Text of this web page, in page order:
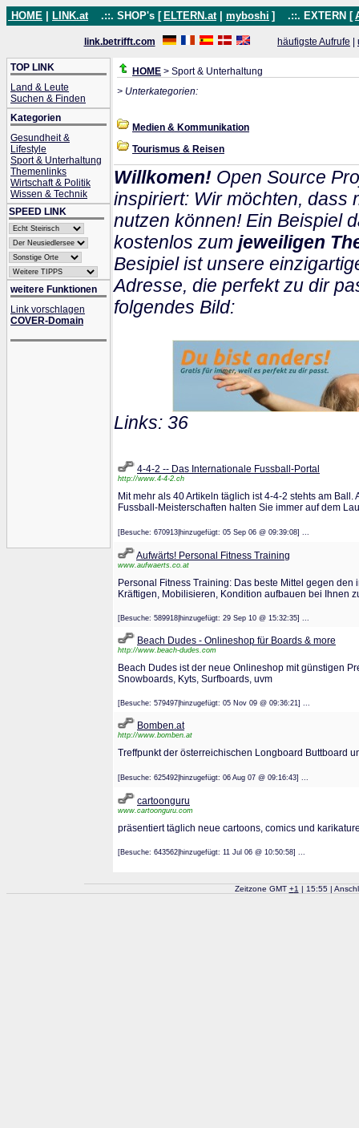
HOME LINK.at .::. SHOP's [ ELTERN.at myboshi ] .::. EXTERN [
link.betrifft.com häufigste Aufrufe
TOP LINK
Land & Leute
Suchen & Finden
Kategorien
Gesundheit &
Lifestyle
Sport & Unterhaltung
Themenlinks
Wirtschaft & Politik
Wissen & Technik
SPEED LINK
weitere Funktionen
Link vorschlagen
COVER-Domain
HOME > Sport & Unterhaltung
> Unterkategorien:
Medien & Kommunikation
Tourismus & Reisen
Willkomen! Open Source
inspiriert: Wir möchten, dass
nutzen können! Ein Beispiel
kostenlos zum jeweiligen
Besipiel ist unsere
Adresse, die perfekt zu dir
folgendes Bild:
Links: 36
4-4-2 -- Das Internationale Fussball-Portal
http://www.4-4-2.ch
Mit mehr als 40 Artikeln täglich ist 4-4-2 stehts am
Fussball-Meisterschaften halten Sie immer auf dem
[Besuche: 670913|hinzugefügt: 05 Sep 06 @ 09:39:08] ...
Aufwärts! Personal Fitness Training
www.aufwaerts.co.at
Personal Fitness Training: Das beste Mittel gegen den
Kräftigen, Mobilisieren, Kondition aufbauen bei Ihnen
[Besuche: 589918|hinzugefügt: 29 Sep 10 @ 15:32:35] ...
Beach Dudes - Onlineshop für Boards & more
http://www.beach-dudes.com
Beach Dudes ist der neue Onlineshop mit günstigen
Snowboards, Kyts, Surfboards, uvm
[Besuche: 579497|hinzugefügt: 05 Nov 09 @ 09:36:21] ...
Bomben.at
http://www.bomben.at
Treffpunkt der österreichischen Longboard Buttboard
[Besuche: 625492|hinzugefügt: 06 Aug 07 @ 09:16:43] ...
cartoonguru
www.cartoonguru.com
präsentiert täglich neue cartoons, comics und
[Besuche: 643562|hinzugefügt: 11 Jul 06 @ 10:50:58] ...
Zeitzone GMT +1 | 15:55 |